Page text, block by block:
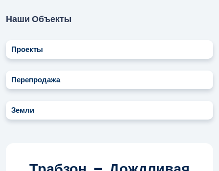
Наши Объекты
Проекты
Перепродажа
Земли